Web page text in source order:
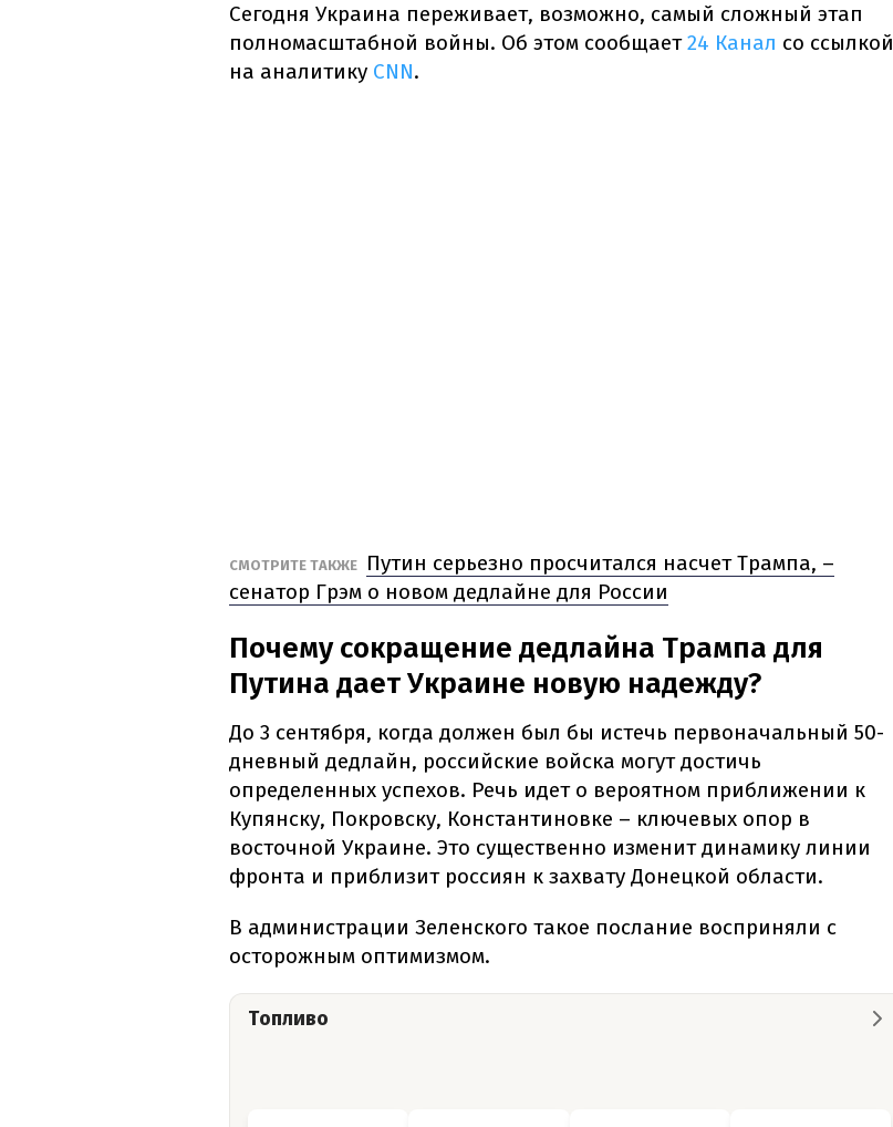
Сегодня Украина переживает, возможно, самый сложный этап
полномасштабной войны. Об этом сообщает24 Канал со ссылкой
на аналитику CNN.
СМОТРИТЕ ТАКЖЕ
Путин серьезно просчитался насчет Трампа, –
сенатор Грэм о новом дедлайне для России
Почему сокращение дедлайна Трампа для
Путина дает Украине новую надежду?
До 3 сентября, когда должен был бы истечь первоначальный 50-
дневный дедлайн, российские войска могут достичь
определенных успехов. Речь идет о вероятном приближении к
Купянску, Покровску, Константиновке – ключевых опор в
восточной Украине. Это существенно изменит динамику линии
фронта и приблизит россиян к захвату Донецкой области.
В администрации Зеленского такое послание восприняли с
осторожным оптимизмом.
Топливо